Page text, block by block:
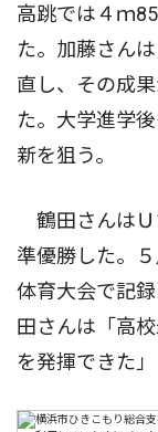
高跳では４ｍ
た。加藤さん
直し、その成
た。大学進学
新を狙う。
鶴田さんはＵ
準優勝した。
体育大会で記
田さんは「高
を発揮できた」